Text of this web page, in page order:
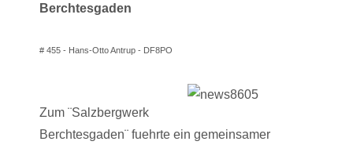
Berchtesgaden
# 455 - Hans-Otto Antrup - DF8PO
Zum ¨Salzbergwerk
Berchtesgaden¨ fuehrte ein gemeinsamer